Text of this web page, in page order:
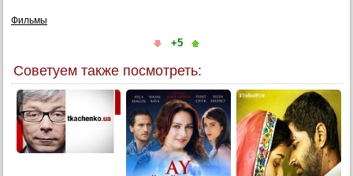
Фильмы
+5
Советуем также посмотреть: